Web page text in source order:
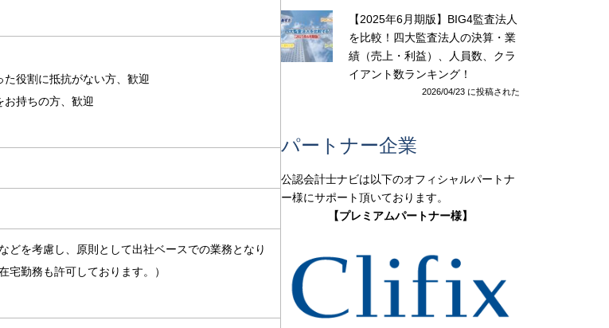
役割に抵抗がない方、歓迎
お持ちの方、歓迎
どを考慮し、原則として出社ベースでの業務となり
宅勤務も許可しております。）
【2025年6月期版】BIG4監査法人
を比較！四大監査法人の決算・業
績（売上・利益）、人員数、クラ
イアント数ランキング！
2026/04/23 に投稿された
パートナー企業
公認会計士ナビは以下のオフィシャルパートナ
ー様にサポート頂いております。
【プレミアムパートナー様】